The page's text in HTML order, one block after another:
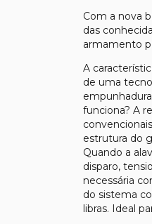
Com a nova
das
armamento
A
de uma
funciona? A
estrutura do
Quando a
disparo,
necessária
do sistema
libras. Ideal